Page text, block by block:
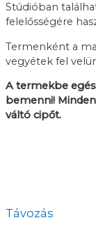
Stúdióban
felelősségére
Termenként a
vegyétek fel
A termekbe
bemenni!
váltó cipőt.
Távozás